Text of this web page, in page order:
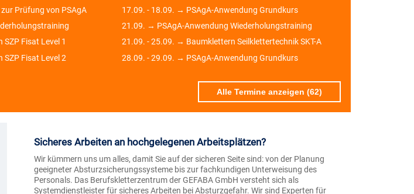
Prüfung von PSAgA
Fisat Level 1
Fisat Level 2
17.09. - 18.09. → PSAgA-Anwendung Grundkurs
21.09. → PSAgA-Anwendung Wiederholungstraining
21.09. - 25.09. → Baumklettern Seilklettertechnik SKT-A
28.09. - 29.09. → PSAgA-Anwendung Grundkurs
Alle Termine anzeigen (62)
Sicheres Arbeiten an hochgelegenen Arbeitsplätzen?
Wir kümmern uns um alles, damit Sie auf der sicheren Seite sind: von der Planung
geeigneter Absturzsicherungssysteme bis zur fachkundigen Unterweisung des
Personals. Das Berufskletterzentrum der GEFABA GmbH versteht sich als
Systemdienstleister für sicheres Arbeiten bei Absturzgefahr. Wir sind Experten für